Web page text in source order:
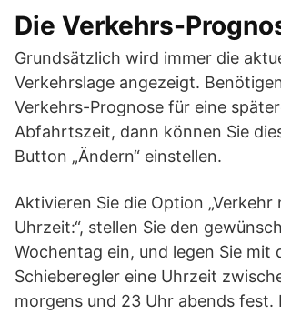
Die Verkehrs-
Grundsätzlich wird immer die
Verkehrslage angezeigt.
Verkehrs-Prognose für eine
Abfahrtszeit, dann können Sie
Button „Ändern“ einstellen.
Aktivieren Sie die Option „Verkehr
Uhrzeit:“, stellen Sie den
Wochentag ein, und legen Sie mit
Schieberegler eine Uhrzeit
morgens und 23 Uhr abends fest.